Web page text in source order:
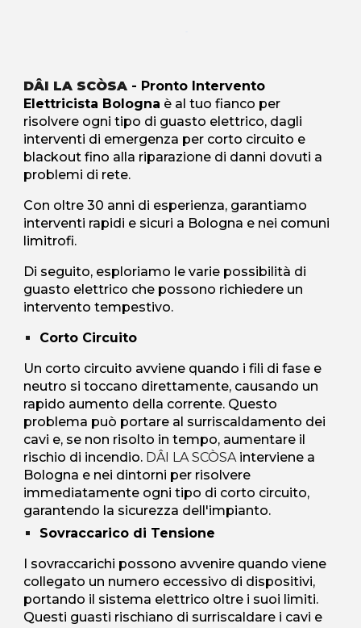
DÂI LA SCÒSA - Pronto Intervento
Elettricista Bologna è al tuo fianco per
risolvere ogni tipo di guasto elettrico, dagli
interventi di emergenza per corto circuito e
blackout fino alla riparazione di danni dovuti a
problemi di rete.
Con oltre 30 anni di esperienza, garantiamo
interventi rapidi e sicuri a Bologna e nei comuni
limitrofi.
Di seguito, esploriamo le varie possibilità di
guasto elettrico che possono richiedere un
intervento tempestivo.
Corto Circuito
Un corto circuito avviene quando i fili di fase e
neutro si toccano direttamente, causando un
rapido aumento della corrente. Questo
problema può portare al surriscaldamento dei
cavi e, se non risolto in tempo, aumentare il
rischio di incendio. DÂI LA SCÒSAinterviene a
Bologna e nei dintorni per risolvere
immediatamente ogni tipo di corto circuito,
garantendo la sicurezza dell'impianto.
Sovraccarico di Tensione
I sovraccarichi possono avvenire quando viene
collegato un numero eccessivo di dispositivi,
portando il sistema elettrico oltre i suoi limiti.
Questi guasti rischiano di surriscaldare i cavi e